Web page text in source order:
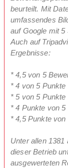
beurteilt. Mit
umfassendes
auf Google mit 5
Auch auf
Ergebnisse:
* 4,5 von 5
* 4 von 5
* 5 von 5
* 4 Punkte von
* 4,5 Punkte
Unter allen 1381
dieser Betrieb
ausgewerteten